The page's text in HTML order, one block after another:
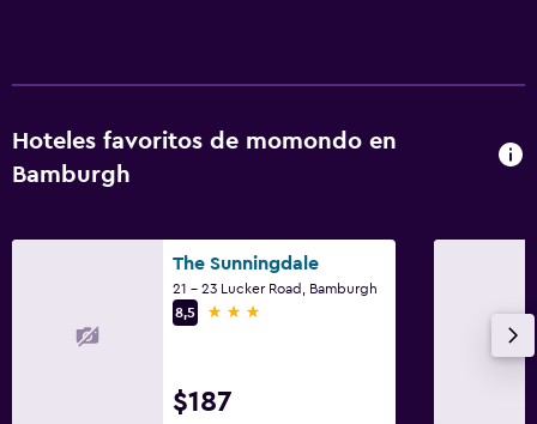
Hoteles favoritos de momondo en
Bamburgh
The Sunningdale
21 - 23 Lucker Road, Bamburgh
8,5
3 estrellas
$187